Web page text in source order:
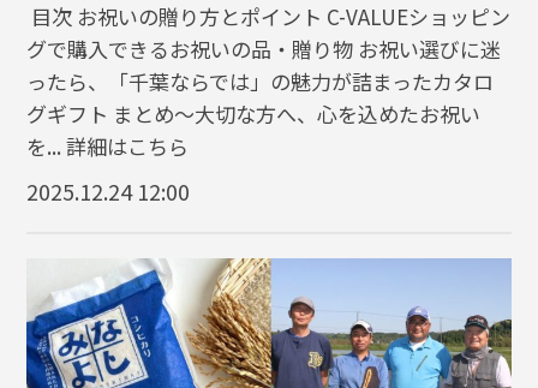
目次 お祝いの贈り方とポイント C-VALUEショッピン
グで購入できるお祝いの品・贈り物 お祝い選びに迷
ったら、「千葉ならでは」の魅力が詰まったカタロ
グギフト まとめ～大切な方へ、心を込めたお祝い
を...詳細はこちら
2025.12.24 12:00